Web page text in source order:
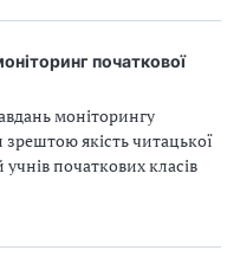
початкової
моніторингу
зрештою якість читацької
початкових класів